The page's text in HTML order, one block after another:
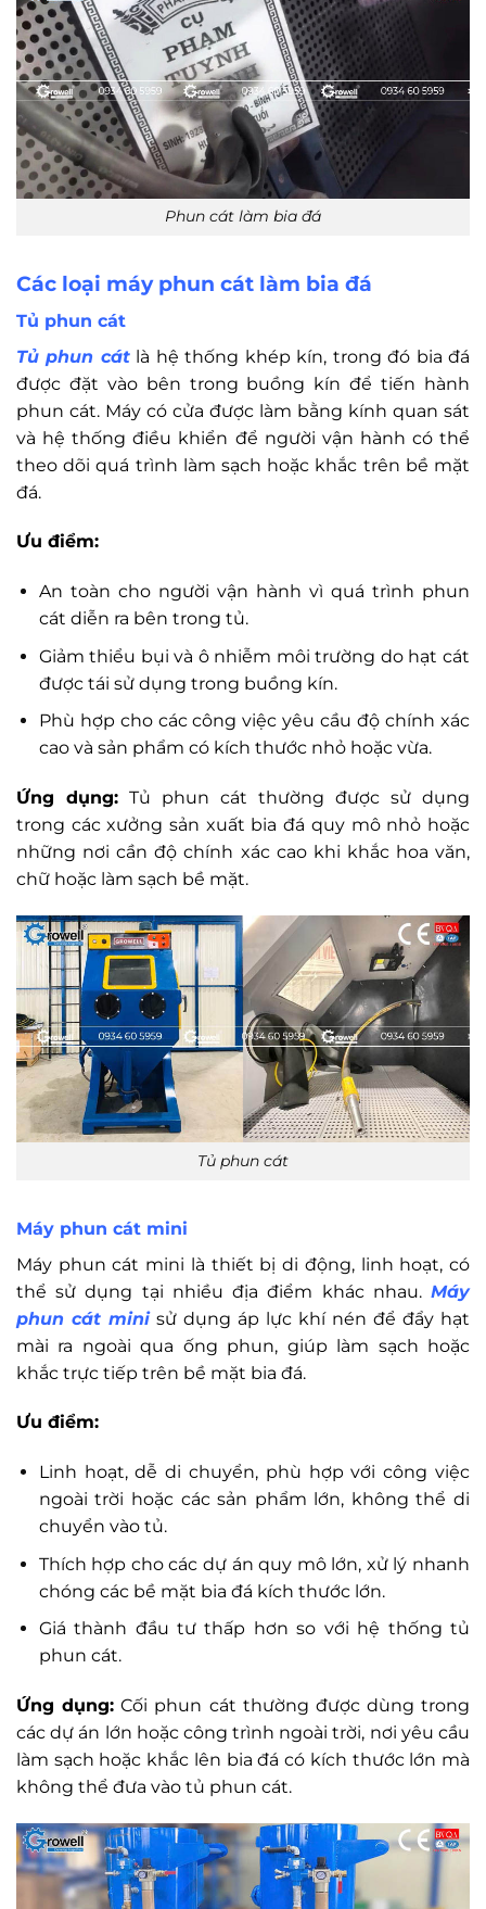
Phun cát làm bia đá
Các loại máy phun cát làm bia đá
Tủ phun cát
Tủ phun cátlà hệ thống khép kín, trong đó bia đá
được đặt vào bên trong buồng kín để tiến hành
phun cát. Máy có cửa được làm bằng kính quan sát
và hệ thống điều khiển để người vận hành có thể
theo dõi quá trình làm sạch hoặc khắc trên bề mặt
đá.
Ưu điểm:
An toàn cho người vận hành vì quá trình phun
cát diễn ra bên trong tủ.
Giảm thiểu bụi và ô nhiễm môi trường do hạt cát
được tái sử dụng trong buồng kín.
Phù hợp cho các công việc yêu cầu độ chính xác
cao và sản phẩm có kích thước nhỏ hoặc vừa.
Ứng dụng: Tủ phun cát thường được sử dụng
trong các xưởng sản xuất bia đá quy mô nhỏ hoặc
những nơi cần độ chính xác cao khi khắc hoa văn,
chữ hoặc làm sạch bề mặt.
Tủ phun cát
Máy phun cát mini
Máy phun cát mini là thiết bị di động, linh hoạt, có
thể sử dụng tại nhiều địa điểm khác nhau. Máy
phun cát minisử dụng áp lực khí nén để đẩy hạt
mài ra ngoài qua ống phun, giúp làm sạch hoặc
khắc trực tiếp trên bề mặt bia đá.
Ưu điểm:
Linh hoạt, dễ di chuyển, phù hợp với công việc
ngoài trời hoặc các sản phẩm lớn, không thể di
chuyển vào tủ.
Thích hợp cho các dự án quy mô lớn, xử lý nhanh
chóng các bề mặt bia đá kích thước lớn.
Giá thành đầu tư thấp hơn so với hệ thống tủ
phun cát.
Ứng dụng: Cối phun cát thường được dùng trong
các dự án lớn hoặc công trình ngoài trời, nơi yêu cầu
làm sạch hoặc khắc lên bia đá có kích thước lớn mà
không thể đưa vào tủ phun cát.